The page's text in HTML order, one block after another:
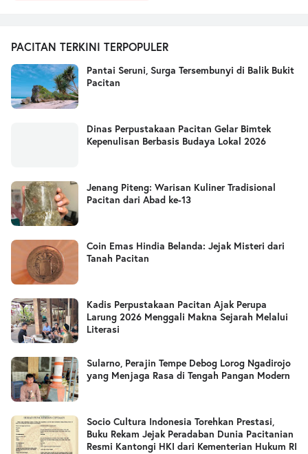
PACITAN TERKINI TERPOPULER
Pantai Seruni, Surga Tersembunyi di Balik Bukit
Pacitan
Dinas Perpustakaan Pacitan Gelar Bimtek
Kepenulisan Berbasis Budaya Lokal 2026
Jenang Piteng: Warisan Kuliner Tradisional
Pacitan dari Abad ke-13
Coin Emas Hindia Belanda: Jejak Misteri dari
Tanah Pacitan
Kadis Perpustakaan Pacitan Ajak Perupa
Larung 2026 Menggali Makna Sejarah Melalui
Literasi
Sularno, Perajin Tempe Debog Lorog Ngadirojo
yang Menjaga Rasa di Tengah Pangan Modern
Socio Cultura Indonesia Torehkan Prestasi,
Buku Rekam Jejak Peradaban Dunia Pacitanian
Resmi Kantongi HKI dari Kementerian Hukum RI